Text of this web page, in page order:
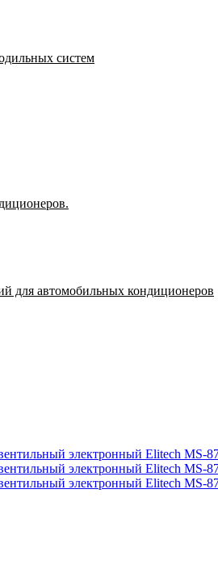
систем
для автомобильных кондиционеров